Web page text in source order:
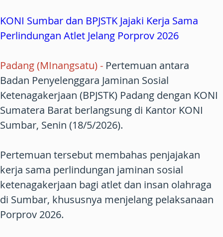
KONI Sumbar dan BPJSTK Jajaki Kerja Sama
Perlindungan Atlet Jelang Porprov 2026
Padang (MInangsatu) - Pertemuan antara
Badan Penyelenggara Jaminan Sosial
Ketenagakerjaan (BPJSTK) Padang dengan KONI
Sumatera Barat berlangsung di Kantor KONI
Sumbar, Senin (18/5/2026).
Pertemuan tersebut membahas penjajakan
kerja sama perlindungan jaminan sosial
ketenagakerjaan bagi atlet dan insan olahraga
di Sumbar, khususnya menjelang pelaksanaan
Porprov 2026.